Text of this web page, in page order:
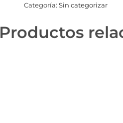
Categoría: Sin categorizar
Productos